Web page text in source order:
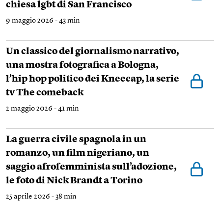
chiesa lgbt di San Francisco
9 maggio 2026 - 43 min
Un classico del giornalismo narrativo,
una mostra fotografica a Bologna,
l’hip hop politico dei Kneecap, la serie
tv The comeback
2 maggio 2026 - 41 min
La guerra civile spagnola in un
romanzo, un film nigeriano, un
saggio afrofemminista sull’adozione,
le foto di Nick Brandt a Torino
25 aprile 2026 - 38 min